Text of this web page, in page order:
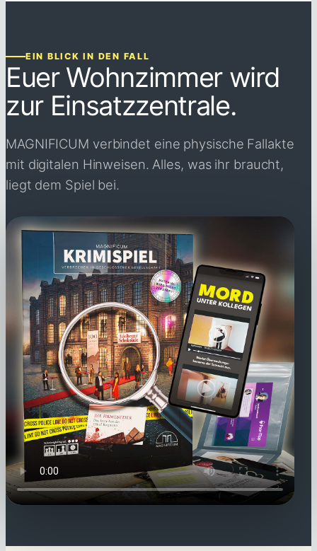
EIN BLICK IN DEN FALL
Euer Wohnzimmer wird
zur Einsatzzentrale.
MAGNIFICUM verbindet eine physische Fallakte
mit digitalen Hinweisen. Alles, was ihr braucht,
liegt dem Spiel bei.